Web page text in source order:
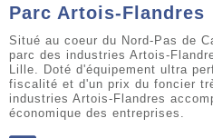
Parc Artois-Flandres
Situé au coeur du Nord-Pas de
parc des industries Artois-
Lille. Doté d'équipement ultra
fiscalité et d'un prix du foncier
industries Artois-Flandres
économique des entreprises.